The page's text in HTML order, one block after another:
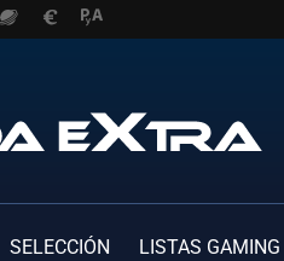
SELECCIÓN LISTAS GAMING